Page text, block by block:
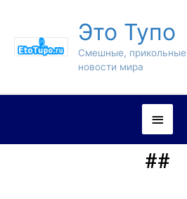
Это Тупо
Смешные, прикольные
новости мира
##